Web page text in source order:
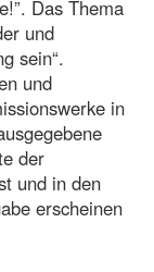
Das Thema
und
sein“.
und
in
der
und in den
erscheinen